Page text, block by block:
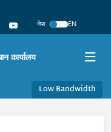
नेपा
EN
कार्यालय
Low Bandwidth